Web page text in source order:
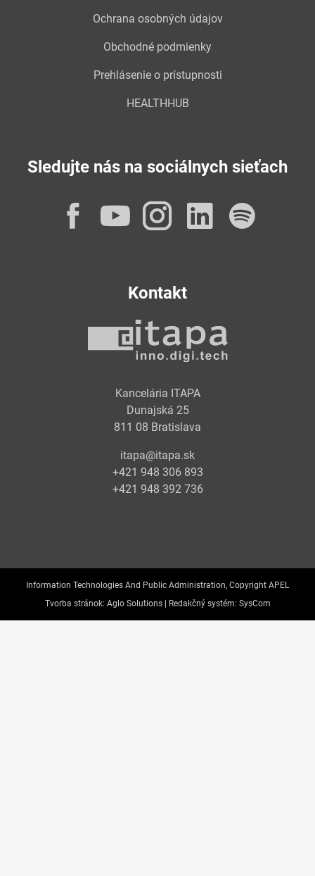
Ochrana osobných údajov
Obchodné podmienky
Prehlásenie o prístupnosti
HEALTHHUB
Sledujte nás na sociálnych sieťach
Facebook
YouTube
Instagram
Kontakt
Kancelária ITAPA
Dunajská 25
811 08 Bratislava
itapa@itapa.sk
+421 948 306 893
+421 948 392 736
Information Technologies And Public Administration, Copyright APEL
Tvorba stránok: Aglo Solutions | Redakčný systém: SysCom